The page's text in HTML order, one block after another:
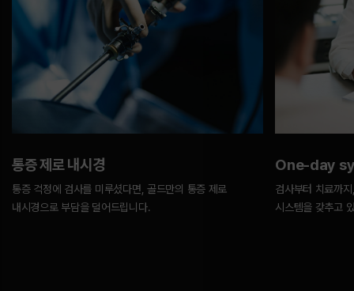
통증 제로 내시경
통증 걱정에 검사를 미루셨다면, 골드만의 통증 제로
내시경으로 부담을 덜어드립니다.
One-day
검사부터 치료까
시스템을 갖추고